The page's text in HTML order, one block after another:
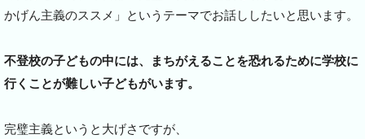
かげん主義のススメ」というテーマでお話ししたいと思います。
不登校の子どもの中には、まちがえることを恐れるために学校に
行くことが難しい子どもがいます。
完璧主義というと大げさですが、